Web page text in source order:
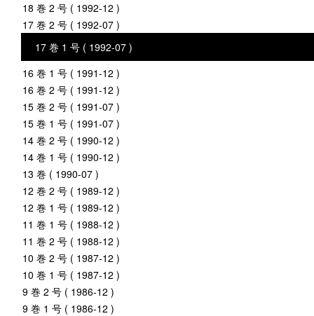
18 巻 2 号 ( 1992-12 )
17 巻 2 号 ( 1992-07 )
17 巻 1 号 ( 1992-07 )
16 巻 1 号 ( 1991-12 )
16 巻 2 号 ( 1991-12 )
15 巻 2 号 ( 1991-07 )
15 巻 1 号 ( 1991-07 )
14 巻 2 号 ( 1990-12 )
14 巻 1 号 ( 1990-12 )
13 巻 ( 1990-07 )
12 巻 2 号 ( 1989-12 )
12 巻 1 号 ( 1989-12 )
11 巻 1 号 ( 1988-12 )
11 巻 2 号 ( 1988-12 )
10 巻 2 号 ( 1987-12 )
10 巻 1 号 ( 1987-12 )
9 巻 2 号 ( 1986-12 )
9 巻 1 号 ( 1986-12 )